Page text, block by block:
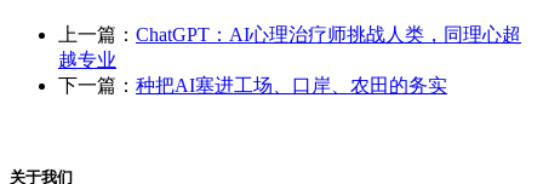
上一篇： ChatGPT：AI心理治疗师挑战人类，同理心超
越专业
下一篇： 种把AI塞进工场、口岸、农田的务实
关于我们